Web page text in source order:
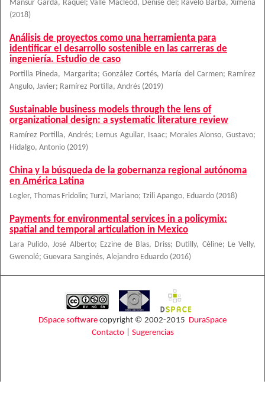
Mansur Garda, Raquel ;Valle Macleod, Denise del ; Ravelo Barba, Ximena
(2018)
Análisis de proyectos como una herramienta para
identificar el desarrollo sostenible en las carreras de
ingeniería. Estudio de caso
Portilla Pineda, Margarita; González Cortés, María del Carmen; Ramírez
Angulo, Javier; Ramírez Portilla, Andrés (2019)
Sustainable business models through the lens of
organizational design: a systematic literature review
Ramírez Portilla, Andrés; Lemus Aguilar, Isaac; Morales Alonso, Gustavo;
Hidalgo, Antonio (2019)
China y la búsqueda de la gobernanza regional autónoma
en América Latina
Legler, Thomas Fridolin; Turzi, Mariano; Tzili Apango, Eduardo (2018)
Payments for environmental services in a policymix:
spatial and temporal articulation in Mexico
Lara Pulido, José Alberto; Ezzine de Blas, Driss; Dutilly, Céline;
Le Velly,
Gwenolé; Guevara Sanginés, Alejandro Eduardo (2016)
DSpace software copyright © 2002-2015 DuraSpace
Contacto| Sugerencias